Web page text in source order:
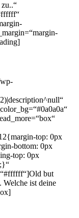
top: 0px
bottom: 0px
top: 0px
but
Welche ist deine